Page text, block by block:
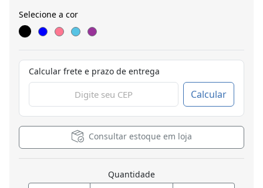
Selecione a cor
Calcular frete e prazo de entrega
Calcular
Consultar estoque em loja
Quantidade